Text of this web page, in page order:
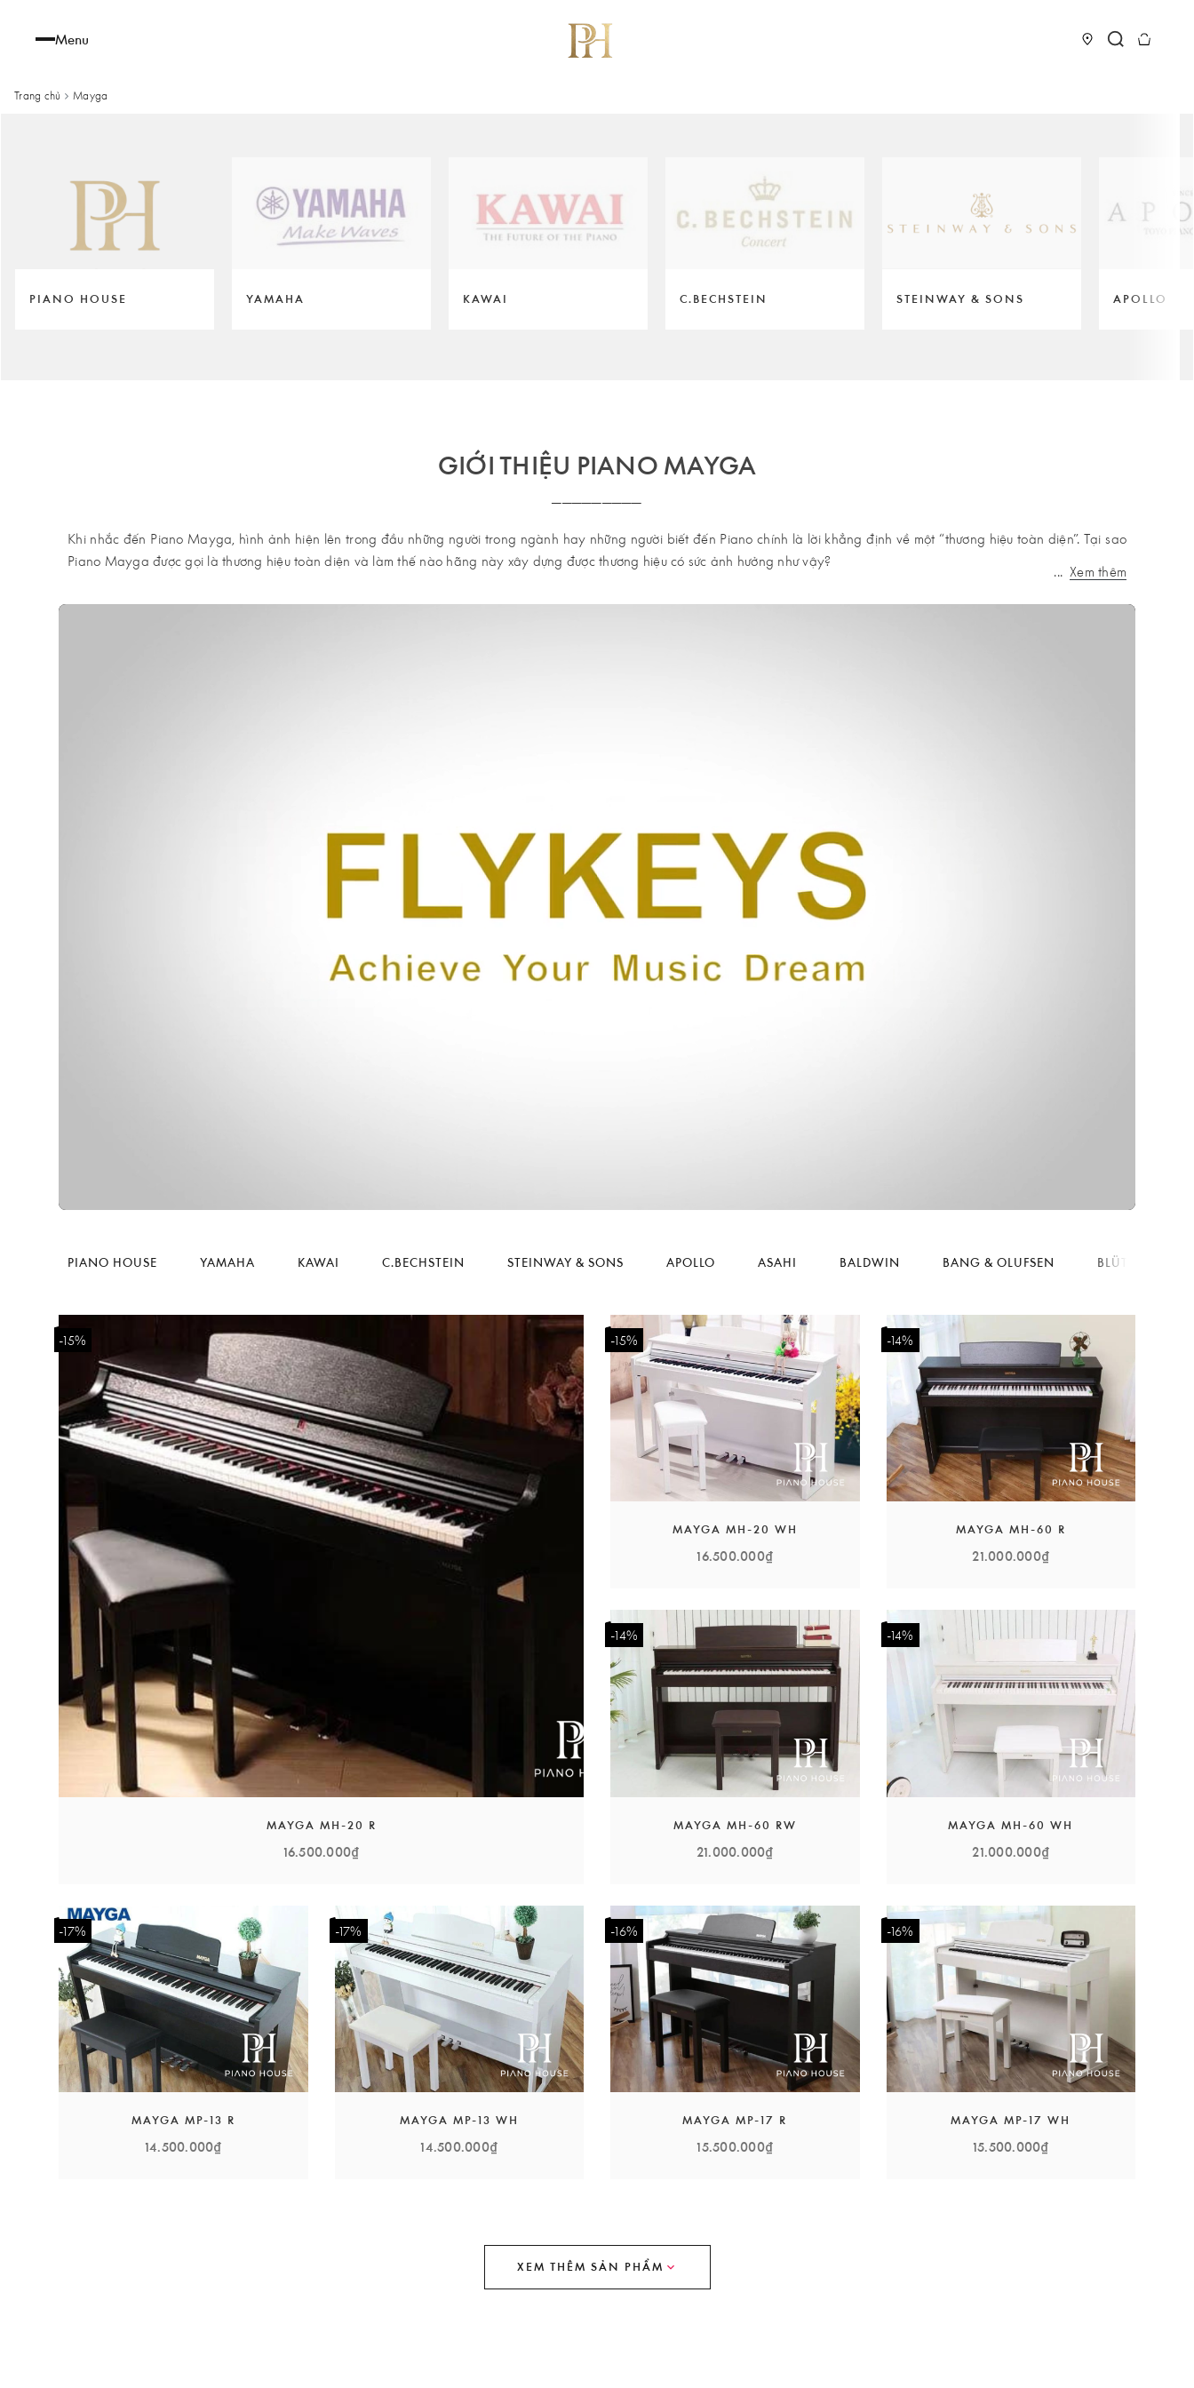
Menu
Trang chủ Mayga
PIANO HOUSE YAMAHA KAWAI C.BECHSTEIN STEINWAY & SONS APOLLO
GIỚI THIỆU PIANO MAYGA
─────────
Khi nhắc đến Piano Mayga, hình ảnh hiện lên trong đầu những người trong ngành hay những người biết đến Piano chính là lời khẳng định về một “thương hiệu toàn diện”. Tại sao
Piano Mayga được gọi là thương hiệu toàn diện và làm thế nào hãng này xây dựng được thương hiệu có sức ảnh hưởng như vậy?
Ngoài ra, sự đa dạng hoàn thiện, âm sắc ổn định, chất lượng bền bỉ, giá thành hợp lý cùng những điểm nổi bật khác đã giúp Piano Mayga hoàn toàn chiếm lĩnh thị phần, trở
thành thương hiệu, trở thành sự lựa chọn hàng đầu để Piano Mayga gia nhập thị trường.
Lựa chọn Mayga Piano còn đồng nghĩa với việc khách hàng sẽ được trải nghiệm những nhạc cụ chất lượng cao đi đôi với sự tận tâm và đam mê của đội ngũ nhân viên do Mayga
trực tiếp lựa chọn và đào tạo.
... Xem thêm
PIANO HOUSE YAMAHA KAWAI C.BECHSTEIN STEINWAY & SONS APOLLO ASAHI BALDWIN BANG & OLUFSEN BLÜTHNER
-15%
MAYGA MH-20 R
16.500.000₫
-15%
MAYGA MH-20 WH
16.500.000₫
-14%
MAYGA MH-60 R
21.000.000₫
-14%
MAYGA MH-60 RW
21.000.000₫
-14%
MAYGA MH-60 WH
21.000.000₫
-17%
MAYGA MP-13 R
14.500.000₫
-17%
MAYGA MP-13 WH
14.500.000₫
-16%
MAYGA MP-17 R
15.500.000₫
-16%
MAYGA MP-17 WH
15.500.000₫
XEM THÊM SẢN PHẨM